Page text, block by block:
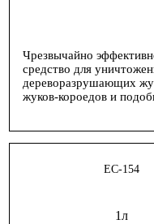
Чрезвычайно
средство для
дереворазрушающих
жуков-короедов и
ЕС-154
1л